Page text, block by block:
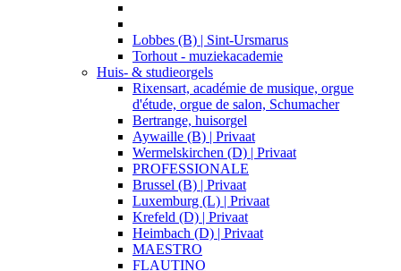
Lobbes (B) | Sint-Ursmarus
Torhout - muziekacademie
Huis- & studieorgels
Rixensart, académie de musique, orgue
d'étude, orgue de salon, Schumacher
Bertrange, huisorgel
Aywaille (B) | Privaat
Wermelskirchen (D) | Privaat
PROFESSIONALE
Brussel (B) | Privaat
Luxemburg (L) | Privaat
Krefeld (D) | Privaat
Heimbach (D) | Privaat
MAESTRO
FLAUTINO